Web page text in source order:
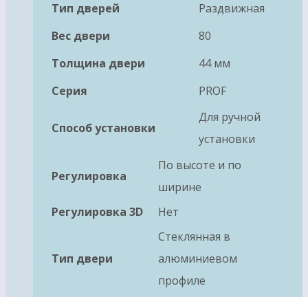
Тип дверей
Раздвижная
Вес двери
80
Толщина двери
44 мм
Серия
PROF
Способ установки
Для ручной
установки
Регулировка
По высоте и по
ширине
Регулировка 3D
Нет
Тип двери
Стеклянная в
алюминиевом
профиле